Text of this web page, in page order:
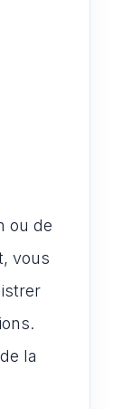
ou de
vous
la